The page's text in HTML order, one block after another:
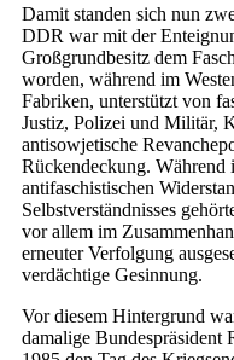
Damit standen sich nun
DDR war mit der
Großgrundbesitz dem
worden, während im
Fabriken, unterstützt von
Justiz, Polizei und Militär,
antisowjetische
Rückendeckung. Während
antifaschistischen
Selbstverständnisses
vor allem im
erneuter Verfolgung
verdächtige Gesinnung.
Vor diesem Hintergrund
damalige Bundespräsident